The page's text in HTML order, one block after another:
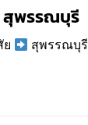
สุพรรณบุรี
สุพรรณบุรี